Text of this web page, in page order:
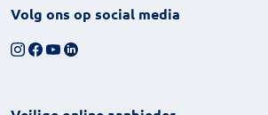
Volg ons op social media
Volg ons op Instagram
Volg ons op Facebook
Bekijk ons YouTube-kanaal
Volg ons op LinkedIn